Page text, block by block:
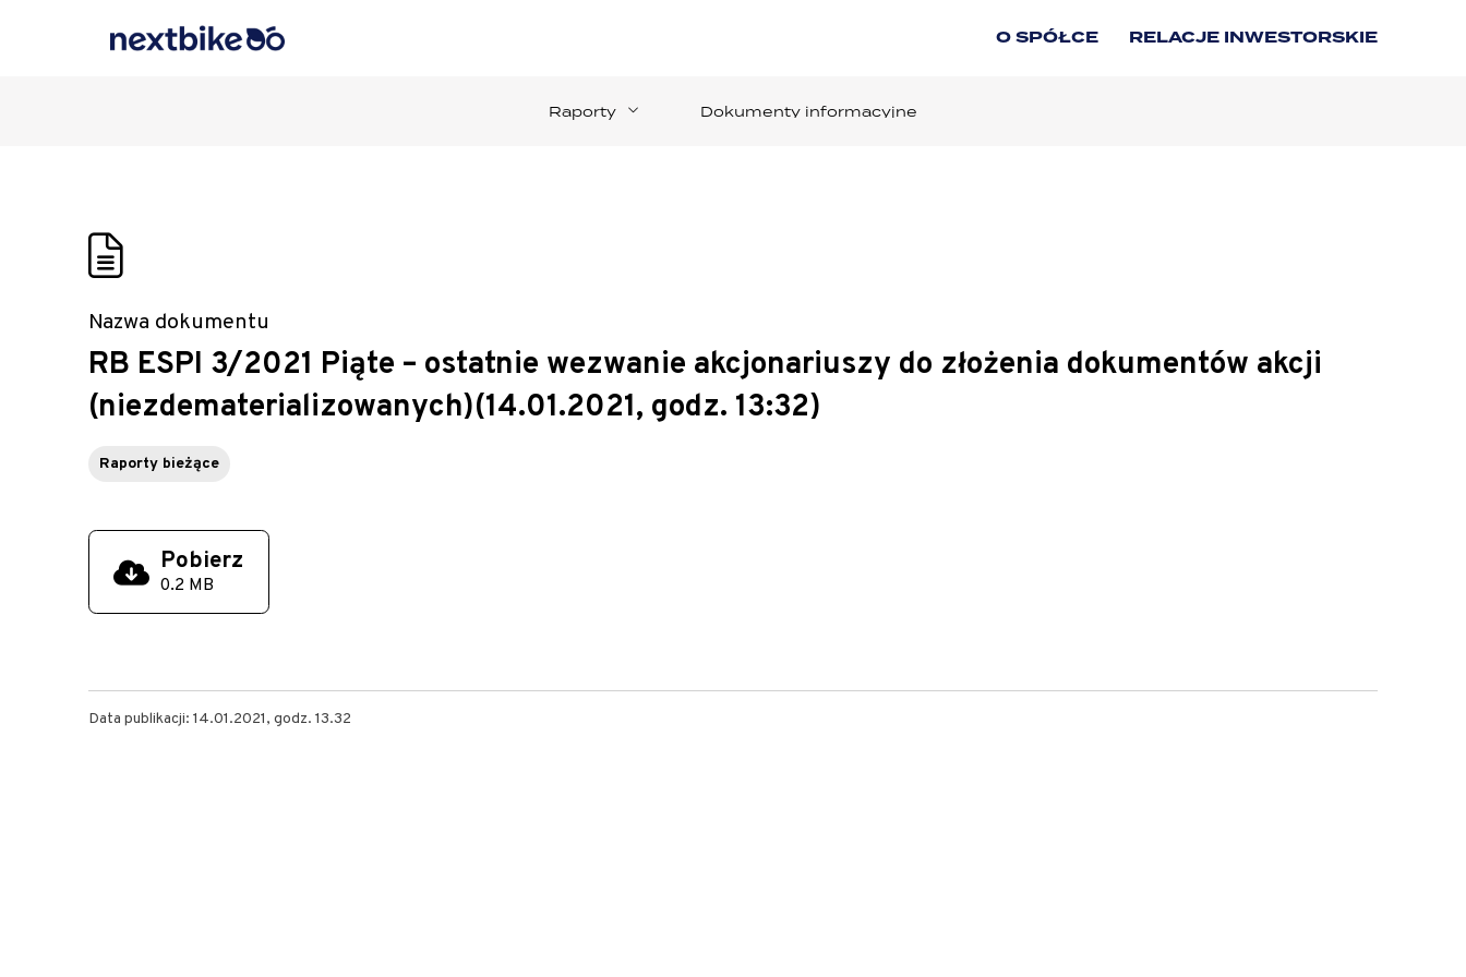
O SPÓŁCE RELACJE INWESTORSKIE
Raporty Dokumenty informacyjne
Nazwa dokumentu
RB ESPI 3/2021 Piąte – ostatnie wezwanie akcjonariuszy do złożenia dokumentów akcji
(niezdematerializowanych)(14.01.2021, godz. 13:32)
Raporty bieżące
Pobierz
0.2 MB
Data publikacji: 14.01.2021, godz. 13.32